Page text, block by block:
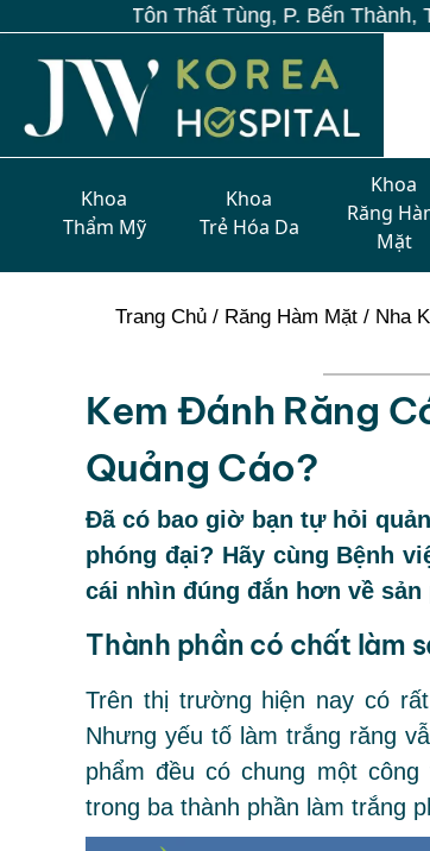
Tùng, P. Bến Thành, TP.HCM
Khoa
Thẩm Mỹ
Khoa
Trẻ Hóa Da
Khoa
Răng
Mặt
Trang Chủ / Răng Hàm Mặt / Nha
Kem Đánh Răng
Quảng Cáo?
Đã có bao giờ bạn tự hỏi
phóng đại? Hãy cùng Bệnh
cái nhìn đúng đắn hơn về sản
Thành phần có chất làm
Trên thị trường hiện nay có
Nhưng yếu tố làm trắng răng
phẩm đều có chung một
trong ba thành phần làm trắng